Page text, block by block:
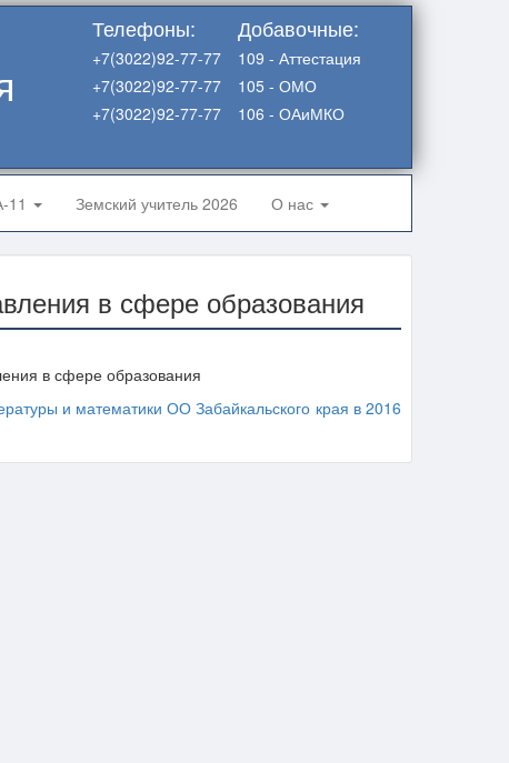
Добавочные:
109 - Аттестация
105 - ОМО
106 - ОАиМКО
Телефоны:
+7(3022)92-77-77
+7(3022)92-77-77
+7(3022)92-77-77
11 Земский учитель 2026 О нас
в сфере образования
в сфере образования
и математики ОО Забайкальского края в 2016